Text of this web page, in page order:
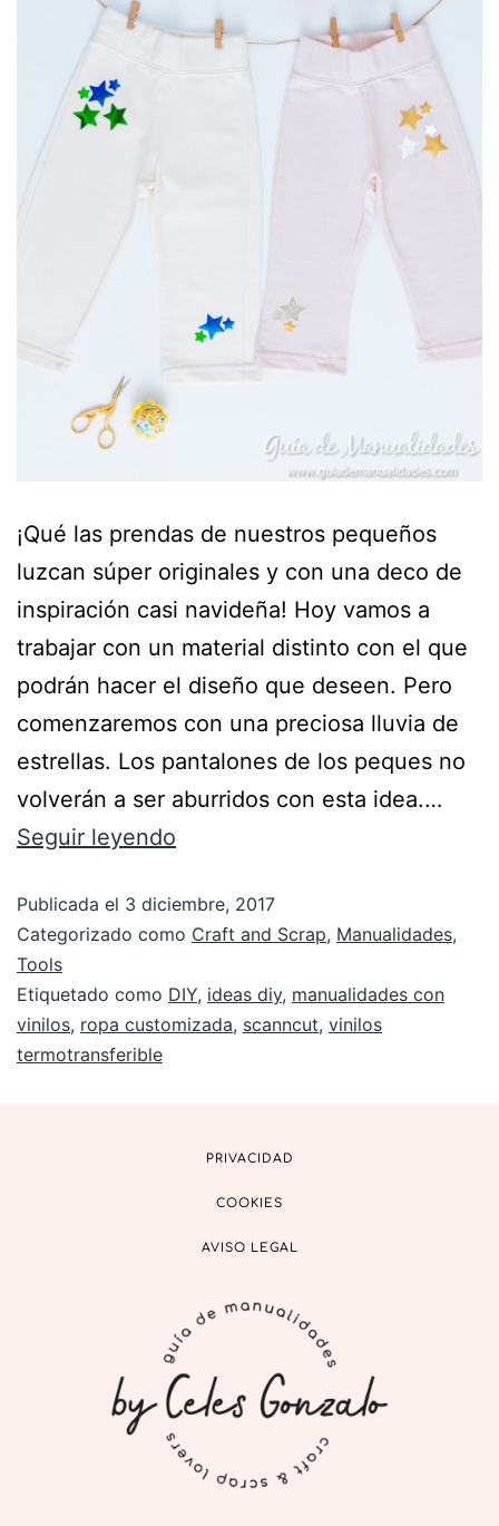
¡Qué las prendas de nuestros pequeños
luzcan súper originales y con una deco de
inspiración casi navideña! Hoy vamos a
trabajar con un material distinto con el que
podrán hacer el diseño que deseen. Pero
comenzaremos con una preciosa lluvia de
estrellas. Los pantalones de los peques no
volverán a ser aburridos con esta idea.…
Seguir leyendo
Publicada el 3 diciembre, 2017
Categorizado como Craft and Scrap, Manualidades,
Tools
Etiquetado como DIY, ideas diy, manualidades con
vinilos, ropa customizada, scanncut, vinilos
termotransferible
PRIVACIDAD
COOKIES
AVISO LEGAL